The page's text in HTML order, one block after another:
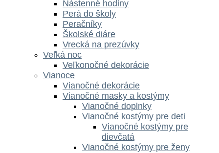
Nástenné hodiny
Perá do školy
Peračníky
Školské diáre
Vrecká na prezúvky
Veľká noc
Veľkonočné dekorácie
Vianoce
Vianočné dekorácie
Vianočné masky a kostýmy
Vianočné doplnky
Vianočné kostýmy pre deti
Vianočné kostýmy pre
dievčatá
Vianočné kostýmy pre ženy